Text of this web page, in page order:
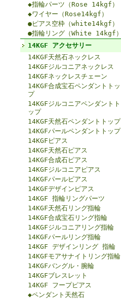
◆指輪パーツ（Rose 14kgf）
◆ワイヤー（Rose14kgf）
●ピアス空枠（white14kgf）
●指輪リング（White 14kgf）
14KGF アクセサリー
14KGF天然石ネックレス
14KGFジルコニアネックレス
14KGFネックレスチェーン
14KGF合成宝石ペンダントトッ
プ
14KGFジルコニアペンダントト
ップ
14KGF天然石ペンダントトップ
14KGFパールペンダントトップ
14KGFピアス
14KGF天然石ピアス
14KGF合成石ピアス
14KGFジルコニアピアス
14KGFパールピアス
14KGFデザインピアス
14KGF 指輪リングパーツ
14KGF天然石リング指輪
14KGF合成宝石リング指輪
14KGFジルコニアリング指輪
14KGFパールリング指輪
14KGF デザインリング 指輪
14KGFモアサナイトリング指輪
14KGFバングル・腕輪
14KGFブレスレット
14KGF フープピアス
◆ペンダント天然石